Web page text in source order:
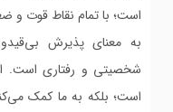
است؛ با تمام نقاط قوت
به معنای پذیرش
شخصیتی و رفتاری است.
است؛ بلکه به ما کمک